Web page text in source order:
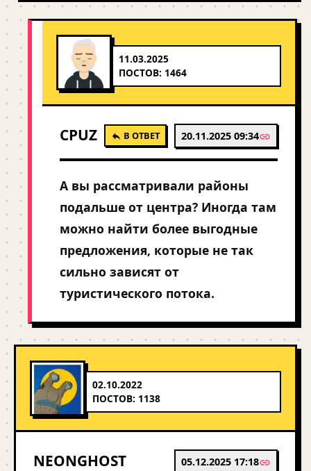
11.03.2025
ПОСТОВ: 1464
CPUZ В ОТВЕТ 20.11.2025 09:34
А вы рассматривали районы
подальше от центра? Иногда там
можно найти более выгодные
предложения, которые не так
сильно зависят от
туристического потока.
02.10.2022
ПОСТОВ: 1138
NEONGHOST 05.12.2025 17:18